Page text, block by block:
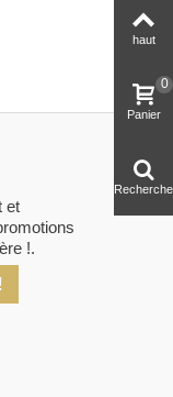
et
!.
haut
Panier
0